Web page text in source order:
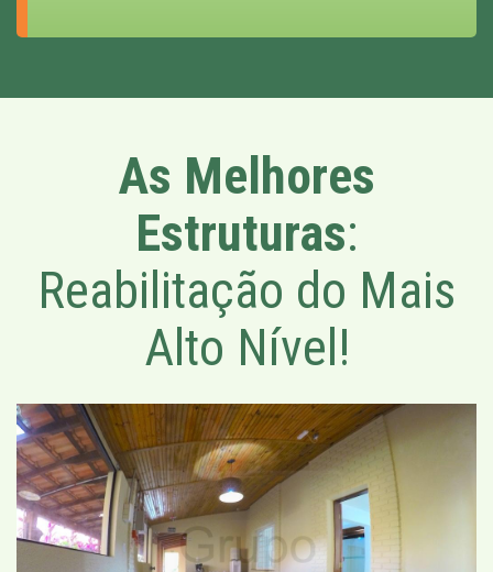
As Melhores
Estruturas:
Reabilitação do Mais
Alto Nível!